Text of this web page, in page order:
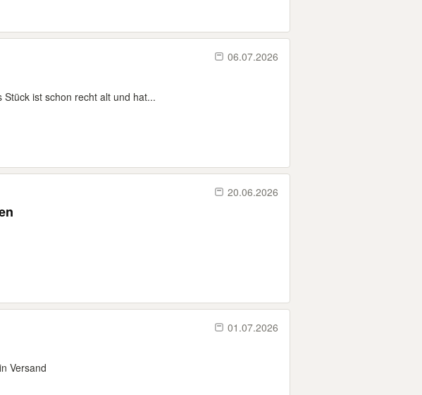
06.07.2026
ist schon recht alt und hat...
20.06.2026
01.07.2026
Versand